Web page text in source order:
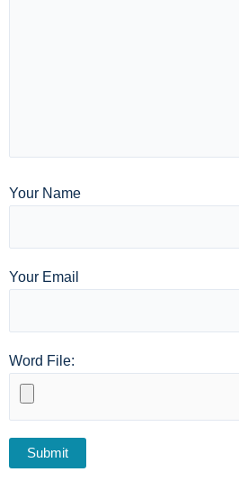
Your Name
Your Email
Word File: